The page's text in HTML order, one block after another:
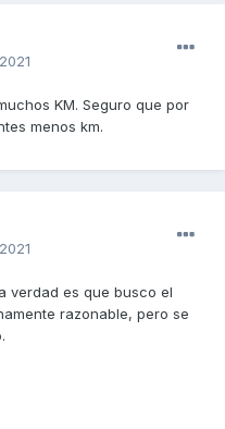
KM. Seguro que por
menos km.
verdad es que busco el
razonable, pero se